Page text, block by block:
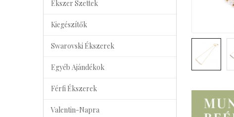
Ékszer Szettek
Kiegészítők
Swarovski Ékszerek
Egyéb Ajándékok
Férfi Ékszerek
Valentin-Napra